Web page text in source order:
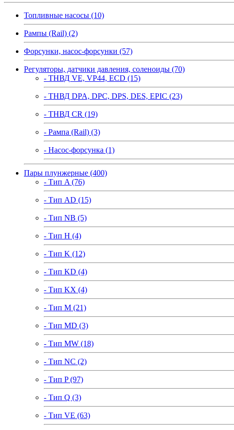
Топливные насосы (10)
Рампы (Rail) (2)
Форсунки, насос-форсунки (57)
Регуляторы, датчики давления, соленоиды (70)
- ТНВД VE, VP44, ECD (15)
- ТНВД DPA, DPC, DPS, DES, EPIC (23)
- ТНВД CR (19)
- Рампа (Rail) (3)
- Насос-форсунка (1)
Пары плунжерные (400)
- Тип A (76)
- Тип AD (15)
- Тип NB (5)
- Тип H (4)
- Тип K (12)
- Тип KD (4)
- Тип KX (4)
- Тип M (21)
- Тип MD (3)
- Тип MW (18)
- Тип NC (2)
- Тип P (97)
- Тип Q (3)
- Тип VE (63)